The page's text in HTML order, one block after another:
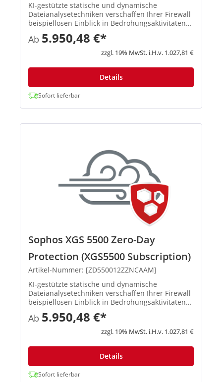
KI-gestützte statische und dynamische
Dateianalysetechniken verschaffen Ihrer Firewall
beispiellosen Einblick in Bedrohungsaktivitäten
und identifizieren und blockieren so effektiv
Ransomware sowie andere bekannte und
unbekannte Bedrohungen. Mit d...
Ab 5.950,48 €*
zzgl. 19% MwSt. i.H.v. 1.027,81 €
Details
Sofort lieferbar
Sophos XGS 5500 Zero-Day
Protection (XGS5500 Subscription)
Artikel-Nummer: [ZD550012ZZNCAAM]
KI-gestützte statische und dynamische
Dateianalysetechniken verschaffen Ihrer Firewall
beispiellosen Einblick in Bedrohungsaktivitäten
und identifizieren und blockieren so effektiv
Ransomware sowie andere bekannte und
unbekannte Bedrohungen. Mit d...
Ab 5.950,48 €*
zzgl. 19% MwSt. i.H.v. 1.027,81 €
Details
Sofort lieferbar